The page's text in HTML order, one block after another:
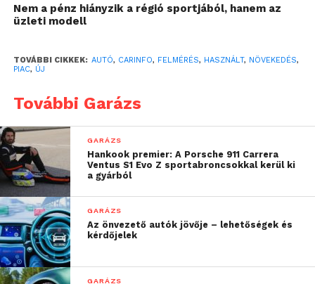
visszaesést jelent (rendre 17,2 és 50 százalékosat), és
motorokból is 25%-kal kevesebbet, 655 darabot
továbbra is látványos
növekedés figyelhető
meg tavalyhoz képest,
amelyet több tényező is
támogat. Az importőrök
által kínált kedvező
lízingkonstrukciók
továbbra is népszerűek,
Nem a pénz hiányzik a régió sportjából, hanem az
üzleti modell
TOVÁBBI CIKKEK: AUTÓ, CARINFO, FELMÉRÉS, HASZNÁLT, NÖVEKEDÉS,
PIAC, ÚJ
További Garázs
GARÁZS
Hankook premier: A Porsche 911 Carrera
Ventus S1 Evo Z sportabroncsokkal kerül ki
a gyárból
GARÁZS
Az önvezető autók jövője – lehetőségek és
kérdőjelek
GARÁZS